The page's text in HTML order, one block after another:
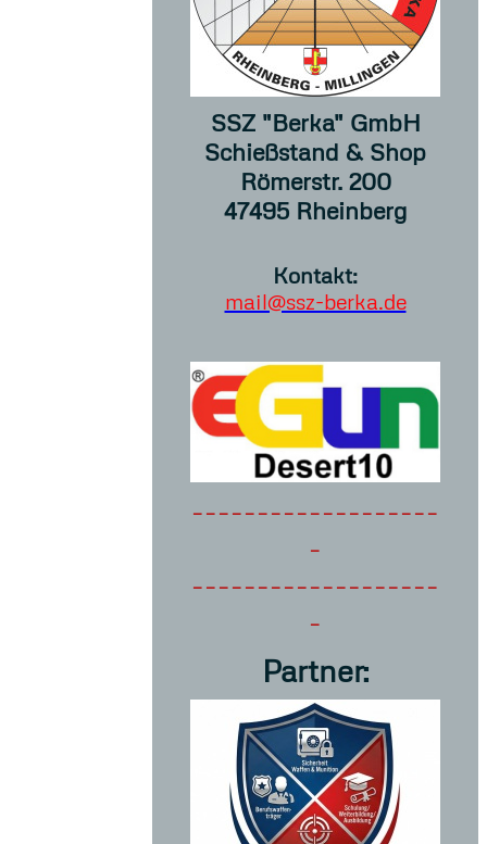
SSZ "Berka" GmbH
Schießstand & Shop
Römerstr. 200
47495 Rheinberg
Kontakt:
mail@ssz-berka.de
-------------------
-
-------------------
-
Partner: